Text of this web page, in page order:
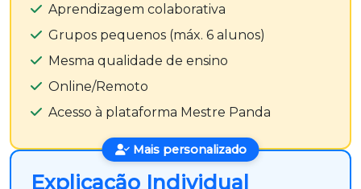
Aprendizagem colaborativa
Grupos pequenos (máx. 6 alunos)
Mesma qualidade de ensino
Online/Remoto
Acesso à plataforma Mestre Panda
Mais personalizado
Explicação Individual